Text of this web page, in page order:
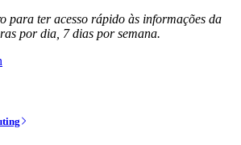
para ter acesso rápido às informações da
por dia, 7 dias por semana.